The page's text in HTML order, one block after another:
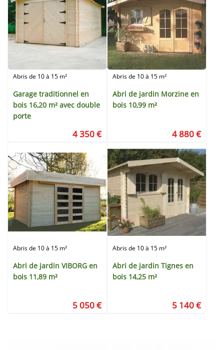
Abris de 10 à 15 m²
Garage traditionnel en
bois 16,20 m² avec double
porte
4 350 €
Abris de 10 à 15 m²
Abri de jardin Morzine en
bois 10,99 m²
4 880 €
Abris de 10 à 15 m²
Abri de jardin VIBORG en
bois 11,89 m²
5 050 €
Abris de 10 à 15 m²
Abri de jardin Tignes en
bois 14,25 m²
5 140 €